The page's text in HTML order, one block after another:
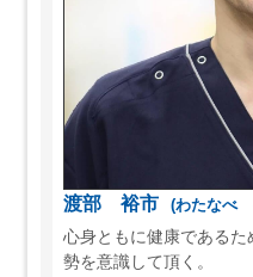
渡部 裕市
(わたなべ
心身ともに健康である
勢を意識して頂く。